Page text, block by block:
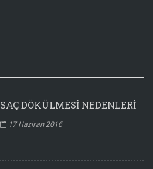
SAÇ DÖKÜLMESI NEDENLERI
17 Haziran 2016